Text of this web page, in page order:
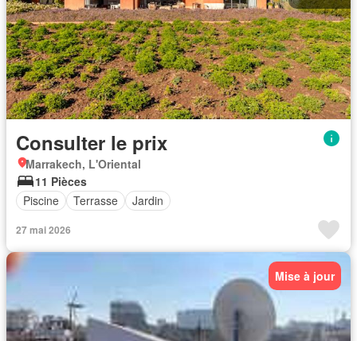
Consulter le prix
Marrakech, L'Oriental
11 Pièces
Piscine
Terrasse Jardin
27 mai 2026
Mise à jour